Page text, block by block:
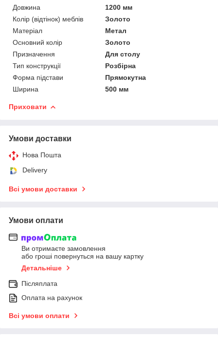
Довжина
1200 мм
Колір (відтінок) меблів
Золото
Матеріал
Метал
Основний колір
Золото
Призначення
Для столу
Тип конструкції
Розбірна
Форма підстави
Прямокутна
Ширина
500 мм
Приховати
Умови доставки
Нова Пошта
Delivery
Всі умови доставки
Умови оплати
Ви отримаєте замовлення
або гроші повернуться на вашу картку
Детальніше
Післяплата
Оплата на рахунок
Всі умови оплати